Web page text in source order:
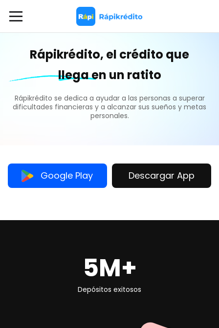
Acerca de nosotros
Centro de ayuda
Eliminación de cuenta
Rápikrédito, el crédito que
llega en un ratito
Rápikrédito se dedica a ayudar a las personas a superar
dificultades financieras y a alcanzar sus sueños y metas
personales.
Google Play Descargar App
5M+
Depósitos exitosos